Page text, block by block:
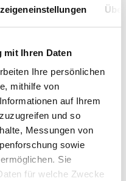
mit Ihren Daten
Ihre persönlichen
mithilfe von
auf Ihrem
und so
Messungen von
sowie
Sie
für welche Zwecke